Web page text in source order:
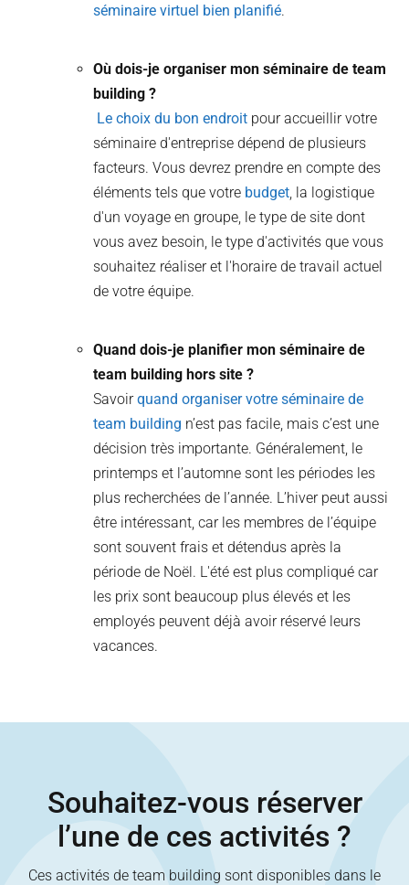
séminaire virtuel bien planifié.
Où dois-je organiser mon séminaire de team
building ?
Le choix du bon endroit pour accueillir votre
séminaire d'entreprise dépend de plusieurs
facteurs. Vous devrez prendre en compte des
éléments tels que votre budget, la logistique
d'un voyage en groupe, le type de site dont
vous avez besoin, le type d'activités que vous
souhaitez réaliser et l'horaire de travail actuel
de votre équipe.
Quand dois-je planifier mon séminaire de
team building hors site ?
Savoirquand organiser votre séminaire de
team building n’est pas facile, mais c’est une
décision très importante. Généralement, le
printemps et l’automne sont les périodes les
plus recherchées de l’année. L’hiver peut aussi
être intéressant, car les membres de l’équipe
sont souvent frais et détendus après la
période de Noël. L'été est plus compliqué car
les prix sont beaucoup plus élevés et les
employés peuvent déjà avoir réservé leurs
vacances.
Souhaitez-vous réserver
l’une de ces activités ?
Ces activités de team building sont disponibles dans le